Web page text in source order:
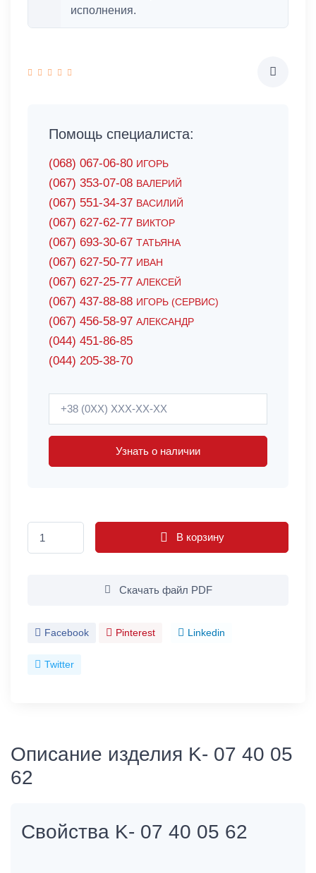
исполнения.
Помощь специалиста:
(068) 067-06-80 ИГОРЬ
(067) 353-07-08 ВАЛЕРИЙ
(067) 551-34-37 ВАСИЛИЙ
(067) 627-62-77 ВИКТОР
(067) 693-30-67 ТАТЬЯНА
(067) 627-50-77 ИВАН
(067) 627-25-77 АЛЕКСЕЙ
(067) 437-88-88 ИГОРЬ (СЕРВИС)
(067) 456-58-97 АЛЕКСАНДР
(044) 451-86-85
(044) 205-38-70
Узнать о наличии
В корзину
Скачать файл PDF
Facebook Pinterest Linkedin
Twitter
Описание изделия K- 07 40 05
62
Свойства K- 07 40 05 62